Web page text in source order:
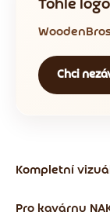
Tohle
Chci
Kompletní
Pro kavárnu